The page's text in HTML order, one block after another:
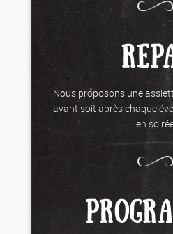
Nous proposons une
avant soit après chaque
en